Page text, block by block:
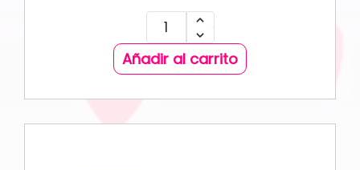
Añadir al carrito